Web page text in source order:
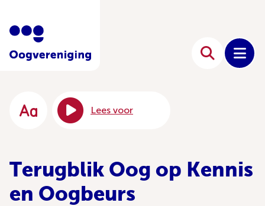
Lees voor
Terugblik Oog op Kennis
en Oogbeurs